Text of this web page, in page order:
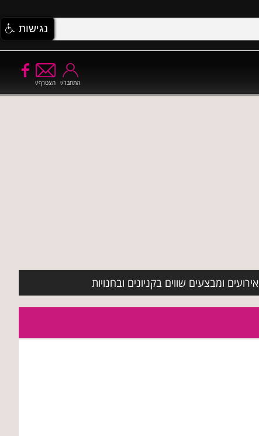
הצטרף/י התחבר/י
ומבצעים שווים בקניונים ובחנויות
נגישות